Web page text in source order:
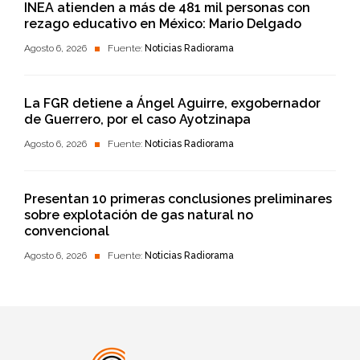
INEA atienden a más de 481 mil personas con
rezago educativo en México: Mario Delgado
Agosto 6, 2026 Fuente: Noticias Radiorama
La FGR detiene a Ángel Aguirre, exgobernador
de Guerrero, por el caso Ayotzinapa
Agosto 6, 2026 Fuente: Noticias Radiorama
Presentan 10 primeras conclusiones preliminares
sobre explotación de gas natural no
convencional
Agosto 6, 2026 Fuente: Noticias Radiorama